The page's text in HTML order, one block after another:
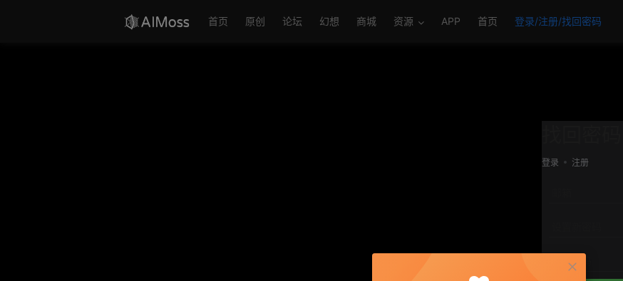
首页 原创 论坛 幻想 商城 资源 APP 首页 登录/注册/找回密码
登录 注册
重复密码